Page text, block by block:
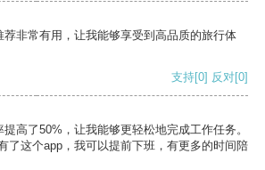
非常有用，让我能够享受到高品质的旅行体
支持[0] 反对[0]
高了50%，让我能够更轻松地完成工作任务。
了这个app，我可以提前下班，有更多的时间陪